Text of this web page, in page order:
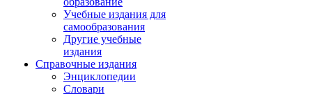
Учебные издания для
самообразования
Другие учебные
издания
Справочные издания
Энциклопедии
Словари